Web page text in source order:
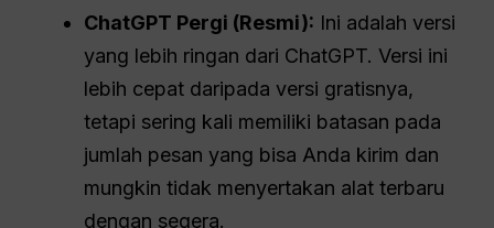
ChatGPT Pergi (Resmi): Ini adalah versi
yang lebih ringan dari ChatGPT. Versi ini
lebih cepat daripada versi gratisnya,
tetapi sering kali memiliki batasan pada
jumlah pesan yang bisa Anda kirim dan
mungkin tidak menyertakan alat terbaru
dengan segera.